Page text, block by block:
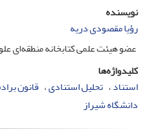
نویسنده
رؤیا مقصودی دریه
عضو هیئت علمی کتابخانه منطقه‌ای
کلیدواژه‌ها
استناد تحلیل استنادی قانون
دانشگاه شیراز